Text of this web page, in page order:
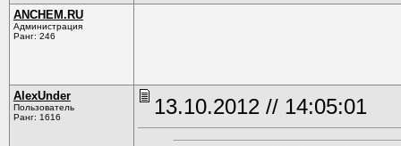
ANCHEM.RU
Администрация
Ранг: 246
AlexUnder
Пользователь
Ранг: 1616
13.10.2012 // 14:05:01